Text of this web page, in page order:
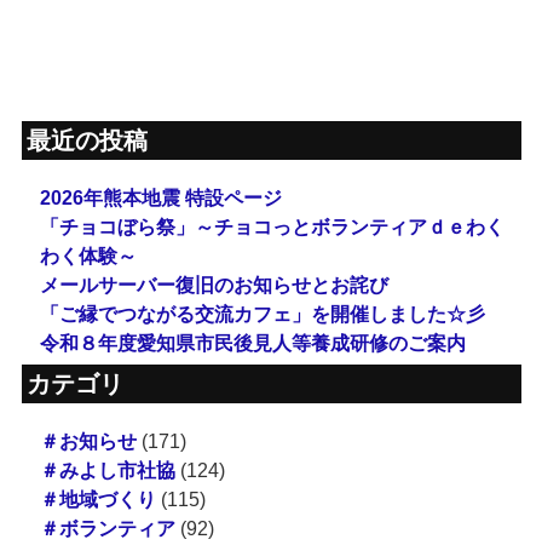
最近の投稿
2026年熊本地震 特設ページ
「チョコぼら祭」～チョコっとボランティアｄｅわく
わく体験～
メールサーバー復旧のお知らせとお詫び
「ご縁でつながる交流カフェ」を開催しました☆彡
令和８年度愛知県市民後見人等養成研修のご案内
カテゴリ
＃お知らせ(171)
＃みよし市社協(124)
＃地域づくり (115)
＃ボランティア(92)